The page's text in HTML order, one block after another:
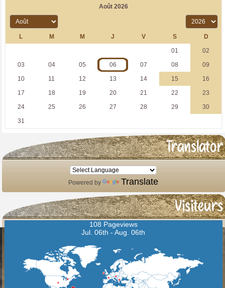
Translator
Powered by Translate
Visiteurs
108 Pageviews
Jul. 06th - Aug. 06th